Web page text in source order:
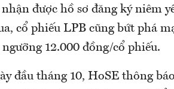
được hồ sơ đăng ký niêm
cổ phiếu LPB cũng bứt phá
12.000 đồng/cổ phiếu.
đầu tháng 10, HoSE thông